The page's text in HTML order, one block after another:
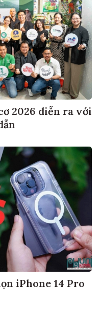
2026 diễn ra với
iPhone 14 Pro